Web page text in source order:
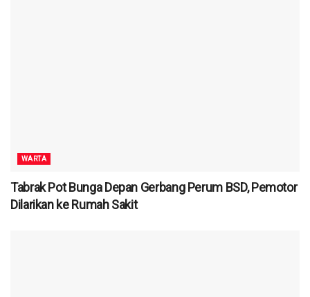
WARTA
Tabrak Pot Bunga Depan Gerbang Perum BSD, Pemotor
Dilarikan ke Rumah Sakit